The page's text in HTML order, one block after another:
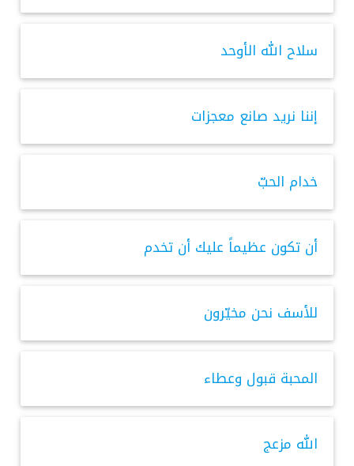
سلاح الله الأوحد
إننا نريد صانع معجزات
خدام الحبّ
أن تكون عظيماً عليك أن تخدم
للأسف نحن مخيّرون
المحبة قبول وعطاء
الله مزعج